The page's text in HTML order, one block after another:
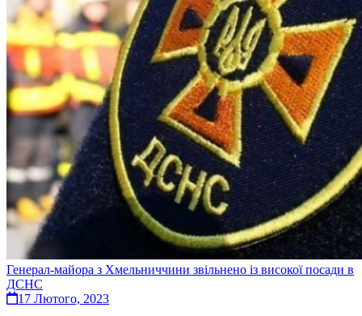
Генерал-майора з Хмельниччини звільнено із високої посади в
ДСНС
17 Лютого, 2023